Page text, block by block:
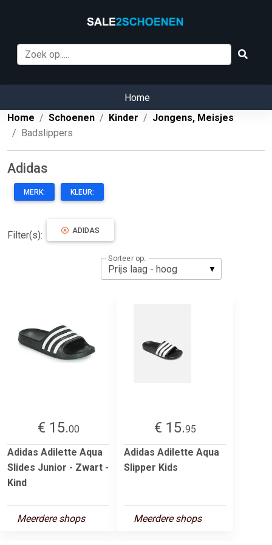
Home
Home
Schoenen Kinder
Jongens, Meisjes
Badslippers
Adidas
MERK: KLEUR:
Filter(s): ADIDAS
Sorteer op:
€ 15.00
Adidas Adilette Aqua
Slides Junior - Zwart -
Kind
Meerdere shops
€ 15.95
Adidas Adilette Aqua
Slipper Kids
Meerdere shops